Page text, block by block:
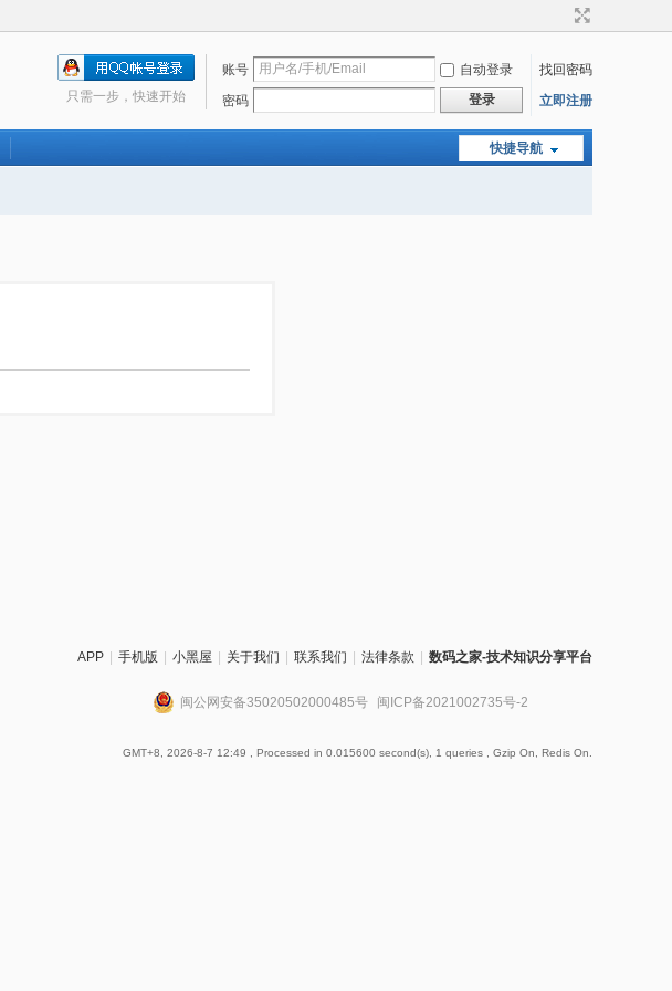
账号 自动登录
找回密码
密码
登录 立即注册
只需一步，快速开始
快捷导航
APP 手机版 小黑屋 关于我们 联系我们 法律条款 数码之家-技术知识分享平台
闽公网安备35020502000485号 闽ICP备2021002735号-2
GMT+8, 2026-8-7 12:49 , Processed in 0.015600 second(s), 1 queries , Gzip On, Redis On.